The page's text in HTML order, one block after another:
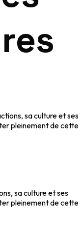
sa culture et ses
pleinement de cette
sa culture et ses
pleinement de cette